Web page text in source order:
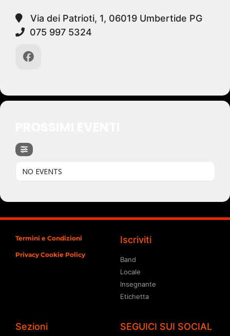
Via dei Patrioti, 1, 06019 Umbertide PG
075 997 5324
NO EVENTS
Termini e Condizioni
Privacy Cookie Policy
Iscriviti
Band
Locale
Insegnante
Etichetta
Sezioni SEGUICI SUI SOCIAL